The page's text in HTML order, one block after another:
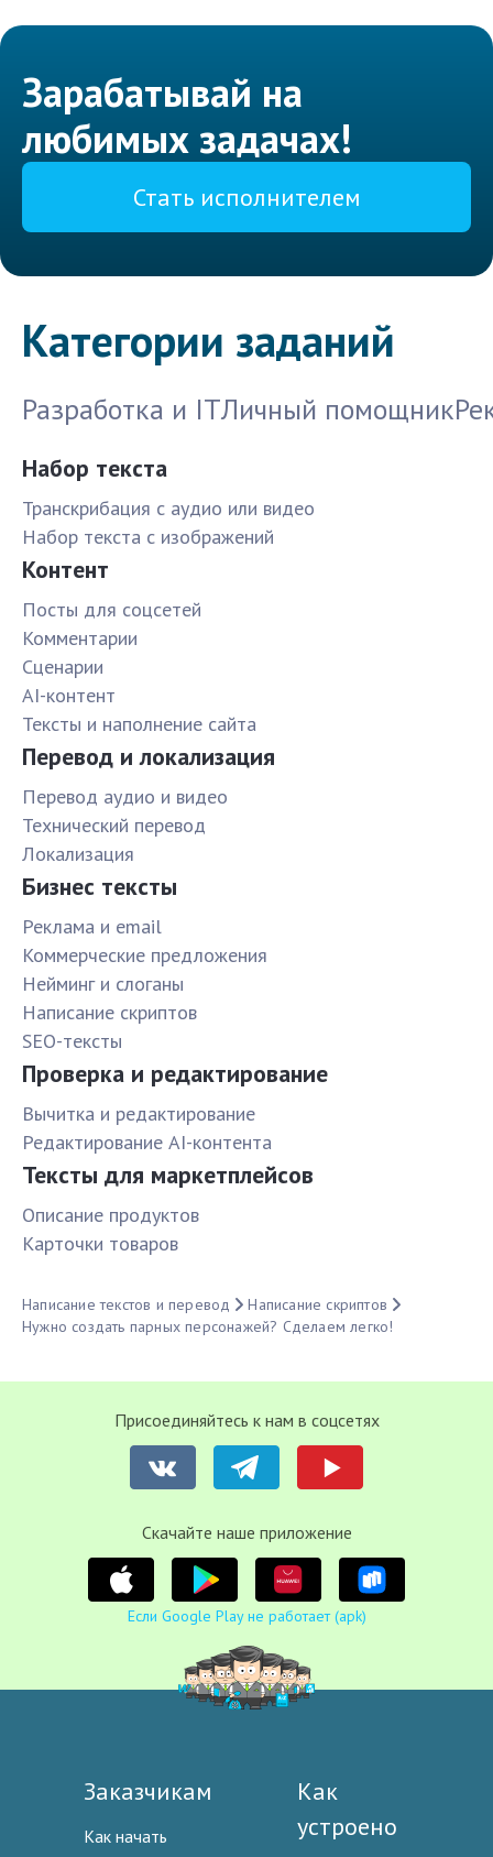
Зарабатывай на
любимых задачах!
Стать исполнителем
Категории заданий
Разработка и ITЛичный помощник
Набор текста
Транскрибация с аудио или видео
Набор текста с изображений
Контент
Посты для соцсетей
Комментарии
Сценарии
AI-контент
Тексты и наполнение сайта
Перевод и локализация
Перевод аудио и видео
Технический перевод
Локализация
Бизнес тексты
Реклама и email
Коммерческие предложения
Нейминг и слоганы
Написание скриптов
SEO-тексты
Проверка и редактирование
Вычитка и редактирование
Редактирование AI-контента
Тексты для маркетплейсов
Описание продуктов
Карточки товаров
Написание текстов и перевод
Написание скриптов
Нужно создать парных персонажей? Сделаем легко!
Присоединяйтесь к нам в соцсетях
Cкачайте наше приложение
Если Google Play не работает (apk)
Заказчикам
Как начать
Как
устроено